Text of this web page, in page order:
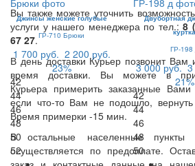
Вы также можете уточнить
услуги у нашего менеджера по тел.:8
67 27.
В день доставки Курьер позвонит Вам
время доставки. Вы можете в
Курьера примерить заказанные
если что-то Вам не подошло, вернуть
Время примерки -15 мин.
В остальные населенные пункты
осуществляется по предоплате.
Джинсы женские голубые
ГР-710 Брюки
1 700 руб. 2 200 руб.
23%
42
44
46
48
50
52
Двубортная
ГР-198
3 000 руб. 3
21%
42
44
46
48
50